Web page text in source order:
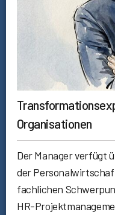
Organisationen
Der Manager verfügt
der
fachlichen
HR-